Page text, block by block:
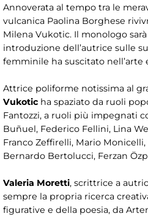
Annoverata al tempo tra le
vulcanica Paolina Borghese
Milena Vukotic. Il monologo
introduzione dell’autrice sulle
femminile ha suscitato nell’arte
Attrice poliforme notissima al
Vukotic ha spaziato da ruoli
Fantozzi, a ruoli più impegnati
Buñuel, Federico Fellini, Lina
Franco Zeffirelli, Mario
Bernardo Bertolucci, Ferzan
Valeria Moretti, scrittrice a
sempre la propria ricerca
figurative e della poesia, da